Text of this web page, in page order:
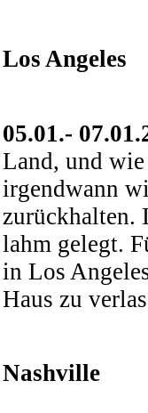
Los Angeles
05.01.-
Land, und
irgendwann
zurückhalten.
lahm gelegt.
in Los
Haus zu
Nashville